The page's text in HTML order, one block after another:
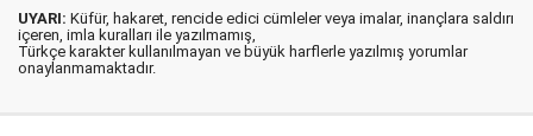
UYARI: Küfür, hakaret, rencide edici cümleler veya imalar, inançlara saldırı
içeren, imla kuralları ile yazılmamış,
Türkçe karakter kullanılmayan ve büyük harflerle yazılmış yorumlar
onaylanmamaktadır.